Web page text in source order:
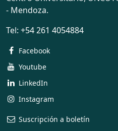
- Mendoza.
Tel: +54 261 4054884
Facebook
Youtube
LinkedIn
Instagram
Suscripción a boletín